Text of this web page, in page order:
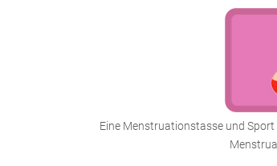
Eine Menstruationstasse und